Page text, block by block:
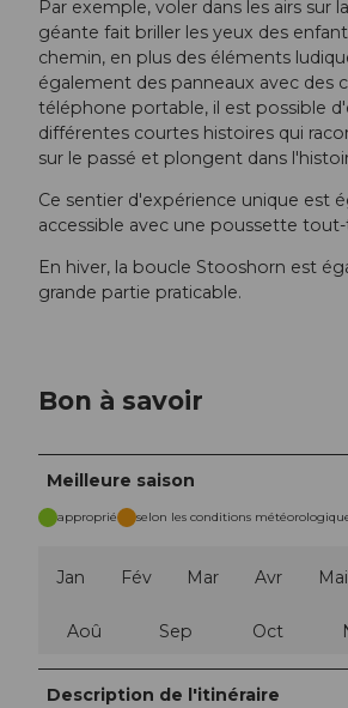
Par exemple, voler dans les airs sur
géante fait briller les yeux des
chemin, en plus des éléments
également des panneaux avec des
téléphone portable, il est possible
différentes courtes histoires qui
sur le passé et plongent dans
Ce sentier d'expérience unique est
accessible avec une poussette tout-
En hiver, la boucle Stooshorn est
grande partie praticable.
Bon à savoir
Meilleure saison
approprié selon les conditions
Jan Fév Mar Avr Mai
Aoû Sep Oct
Description de l'itinéraire